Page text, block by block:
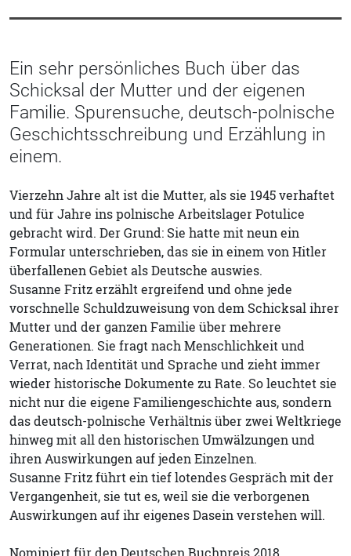
Ein sehr persönliches Buch über das
Schicksal der Mutter und der eigenen
Familie. Spurensuche, deutsch-polnische
Geschichtsschreibung und Erzählung in
einem.
Vierzehn Jahre alt ist die Mutter, als sie 1945 verhaftet
und für Jahre ins polnische Arbeitslager Potulice
gebracht wird. Der Grund: Sie hatte mit neun ein
Formular unterschrieben, das sie in einem von Hitler
überfallenen Gebiet als Deutsche auswies.
Susanne Fritz erzählt ergreifend und ohne jede
vorschnelle Schuldzuweisung von dem Schicksal ihrer
Mutter und der ganzen Familie über mehrere
Generationen. Sie fragt nach Menschlichkeit und
Verrat, nach Identität und Sprache und zieht immer
wieder historische Dokumente zu Rate. So leuchtet sie
nicht nur die eigene Familiengeschichte aus, sondern
das deutsch-polnische Verhältnis über zwei Weltkriege
hinweg mit all den historischen Umwälzungen und
ihren Auswirkungen auf jeden Einzelnen.
Susanne Fritz führt ein tief lotendes Gespräch mit der
Vergangenheit, sie tut es, weil sie die verborgenen
Auswirkungen auf ihr eigenes Dasein verstehen will.